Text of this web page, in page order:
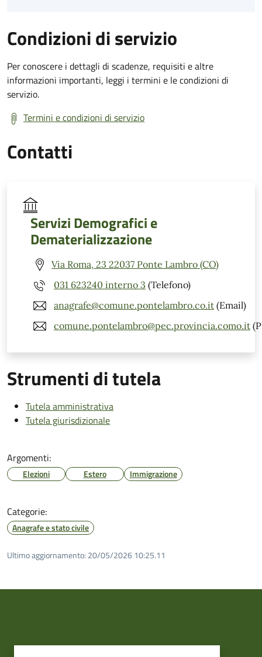
Condizioni di servizio
Per conoscere i dettagli di scadenze, requisiti e altre
informazioni importanti, leggi i termini e le condizioni di
servizio.
Termini e condizioni di servizio
Contatti
Servizi Demografici e
Dematerializzazione
Via Roma, 23 22037 Ponte Lambro (CO)
031 623240 interno 3 (Telefono)
anagrafe@comune.pontelambro.co.it (Email)
comune.pontelambro@pec.provincia.como.it
Strumenti di tutela
Tutela amministrativa
Tutela giurisdizionale
Argomenti:
Elezioni Estero Immigrazione
Categorie:
Anagrafe e stato civile
Ultimo aggiornamento: 20/05/2026 10:25.11